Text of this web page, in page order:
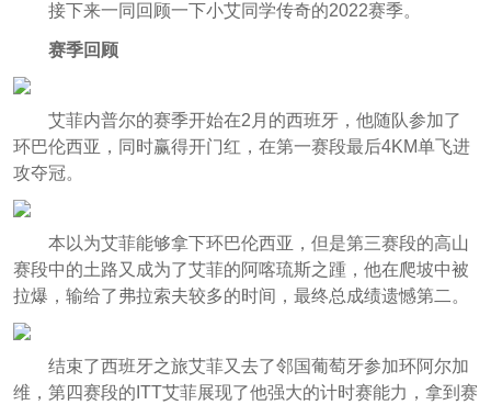
接下来一同回顾一下小艾同学传奇的2022赛季。
赛季回顾
艾菲内普尔的赛季开始在2月的西班牙，他随队参加了
环巴伦西亚，同时赢得开门红，在第一赛段最后4KM单飞进
攻夺冠。
本以为艾菲能够拿下环巴伦西亚，但是第三赛段的高山
赛段中的土路又成为了艾菲的阿喀琉斯之踵，他在爬坡中被
拉爆，输给了弗拉索夫较多的时间，最终总成绩遗憾第二。
结束了西班牙之旅艾菲又去了邻国葡萄牙参加环阿尔加
维，第四赛段的ITT艾菲展现了他强大的计时赛能力，拿到赛